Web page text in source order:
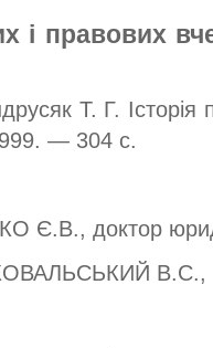
і правових
Т. Г. Історія
— 304 с.
Є.В., доктор
B.C.,